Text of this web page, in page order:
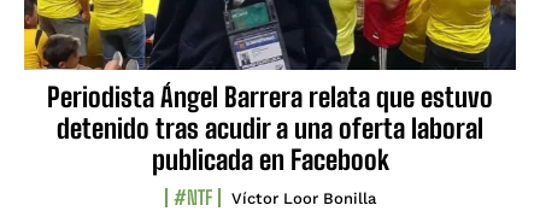
Periodista Ángel Barrera relata que estuvo
detenido tras acudir a una oferta laboral
publicada en Facebook
#NTF Víctor Loor Bonilla